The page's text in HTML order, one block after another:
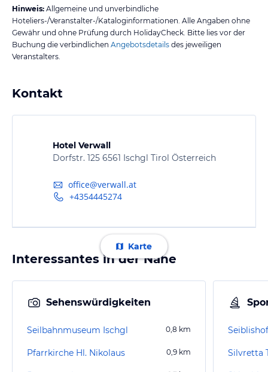
Hinweis: Allgemeine und unverbindliche
Hoteliers-/Veranstalter-/Kataloginformationen. Alle Angaben ohne
Gewähr und ohne Prüfung durch HolidayCheck. Bitte lies vor der
Buchung die verbindlichen Angebotsdetails des jeweiligen
Veranstalters.
Kontakt
Hotel Verwall
Dorfstr. 125 6561 Ischgl Tirol Österreich
office@verwall.at
+4354445274
Karte
Interessantes in der Nähe
Sehenswürdigkeiten
Seilbahnmuseum Ischgl 0,8 km
Pfarrkirche Hl. Nikolaus 0,9 km Silvretta